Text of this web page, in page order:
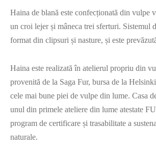
Haina de blană este confecționată din vulpe
un croi lejer și mâneca trei sferturi. Sistemul
format din clipsuri și nasture, și este
Haina este realizată în atelierul propriu din
provenită de la Saga Fur, bursa de la
cele mai bune piei de vulpe din lume. Casa
unul din primele ateliere din lume atestate
program de certificare și trasabilitate a
naturale.